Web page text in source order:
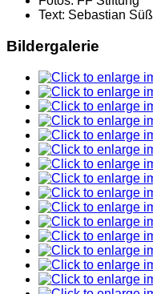
Text: Sebastian Süß
Bildergalerie